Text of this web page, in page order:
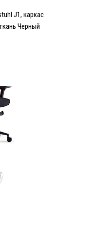
J1, каркас
Черный